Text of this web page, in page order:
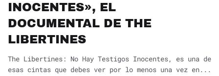
INOCENTES», EL
DOCUMENTAL DE THE
LIBERTINES
The Libertines: No Hay Testigos Inocentes, es una de
esas cintas que debes ver por lo menos una vez en...